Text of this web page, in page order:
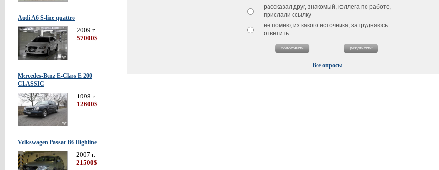
Audi A6 S-line quattro
2009 г.
57000$
Mercedes-Benz E-Class E 200
CLASSIC
1998 г.
12600$
Volkswagen Passat В6 Highline
2007 г.
21500$
рассказал друг, знакомый, коллега по работе,
прислали ссылку
не помню, из какого источника, затрудняюсь
ответить
Все опросы